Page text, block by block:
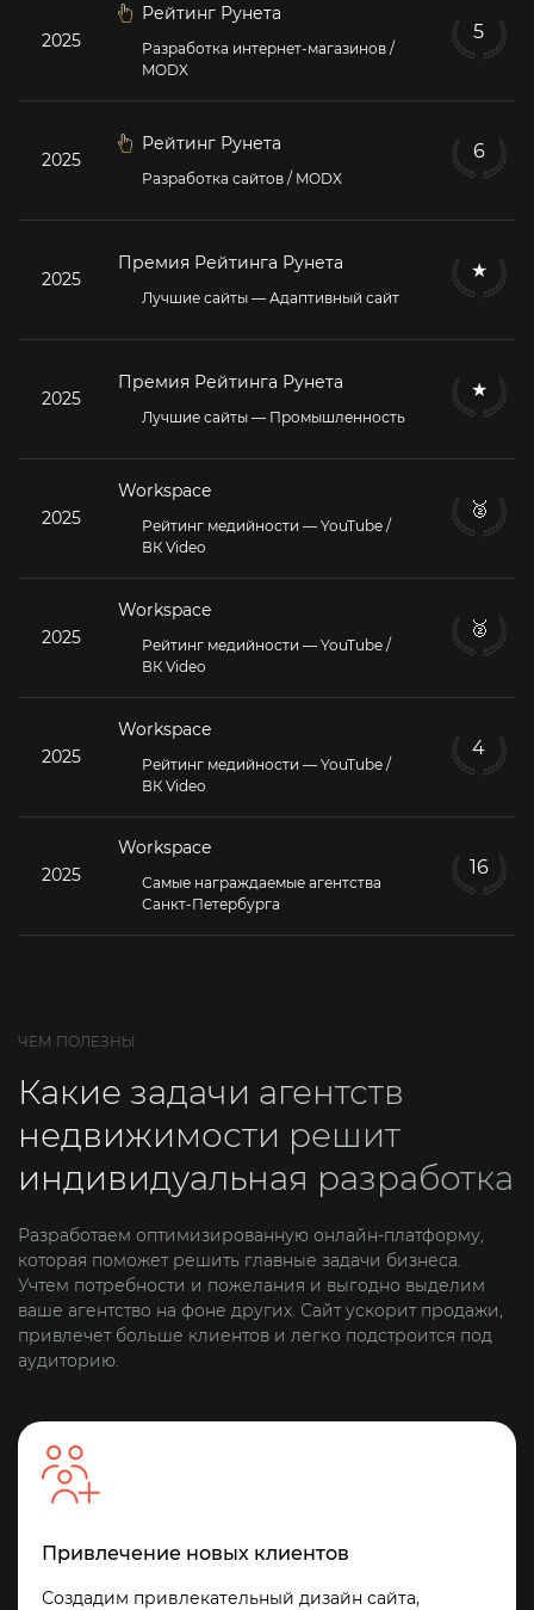
2025
Рейтинг Рунета
Разработка интернет-магазинов /
MODX
5
2025
Рейтинг Рунета
Разработка сайтов / MODX
6
2025
Премия Рейтинга Рунета
Лучшие сайты — Адаптивный сайт
★
2025
Премия Рейтинга Рунета
Лучшие сайты — Промышленность
★
2025
Workspace
Рейтинг медийности — YouTube /
ВК Video
🥈
2025
Workspace
Рейтинг медийности — YouTube /
ВК Video
🥈
2025
Workspace
Рейтинг медийности — YouTube /
ВК Video
4
2025
Workspace
Самые награждаемые агентства
Санкт-Петербурга
16
ЧЕМ ПОЛЕЗНЫ
Какие задачи агентств
недвижимости решит
индивидуальная разработка
Разработаем оптимизированную онлайн-платформу,
которая поможет решить главные задачи бизнеса.
Учтем потребности и пожелания и выгодно выделим
ваше агентство на фоне других. Сайт ускорит продажи,
привлечет больше клиентов и легко подстроится под
аудиторию.
Привлечение новых клиентов
Создадим привлекательный дизайн сайта,